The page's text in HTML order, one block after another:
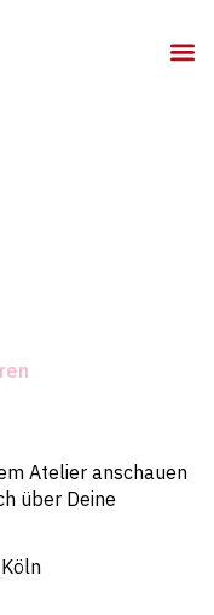
Atelier anschauen
über Deine